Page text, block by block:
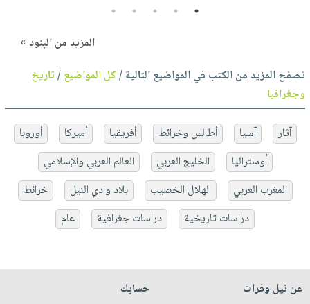
1
2
3
4
5
المزيد من البنود »
تصفح المزيد من الكتب في المواضيع التالية /كل المواضيع/تاريخ
وجغرافيا
آثار آسيا أطالس وخرائط أفريقيا أميركا
أوروبا
أوستراليا
الخليج العربي
العالم العربي والإسلامي
المغرب العربي
الهلال الخصيب بلاد وادي النيل
خرائط
دراسات تاريخية
دراسات جغرافية عام
عن نيل وفرات
حسابك